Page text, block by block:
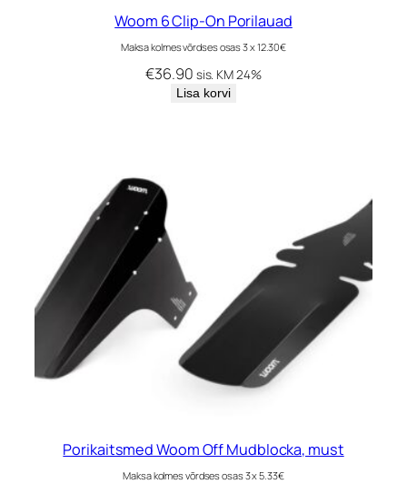
Woom 6 Clip-On Porilauad
Maksa kolmes võrdses osas 3 x 12.30€
€36.90 sis. KM 24%
Lisa korvi
Porikaitsmed Woom Off Mudblocka, must
Maksa kolmes võrdses osas 3 x 5.33€